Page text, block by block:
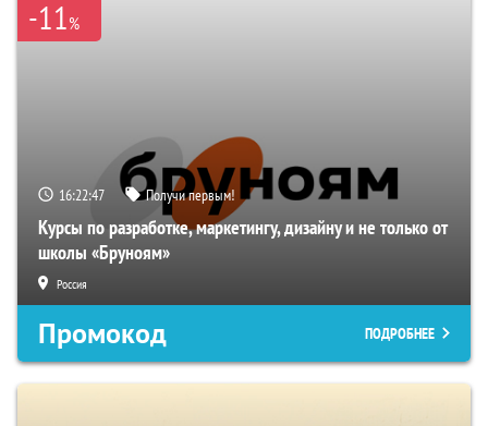
-11%
16:22:46 Получи первым!
Курсы по разработке, маркетингу, дизайну и не только от
школы «Бруноям»
Россия
Промокод ПОДРОБНЕЕ